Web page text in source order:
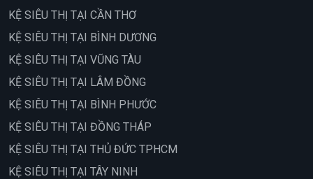
KỆ SIÊU THỊ TẠI CẦN THƠ
KỆ SIÊU THỊ TẠI BÌNH DƯƠNG
KỆ SIÊU THỊ TẠI VŨNG TÀU
KỆ SIÊU THỊ TẠI LÂM ĐỒNG
KỆ SIÊU THỊ TẠI BÌNH PHƯỚC
KỆ SIÊU THỊ TẠI ĐỒNG THÁP
KỆ SIÊU THỊ TẠI THỦ ĐỨC TPHCM
KỆ SIÊU THỊ TẠI TÂY NINH